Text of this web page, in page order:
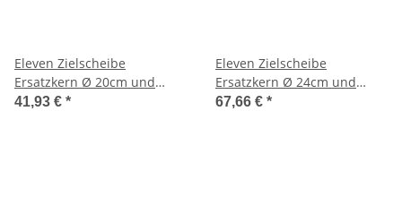
Eleven Zielscheibe
Ersatzkern Ø 20cm und
21cm dick yellow EP20
41,93 € *
Eleven Zielscheibe
Ersatzkern Ø 24cm und
25cm dick yellow EP24
67,66 € *